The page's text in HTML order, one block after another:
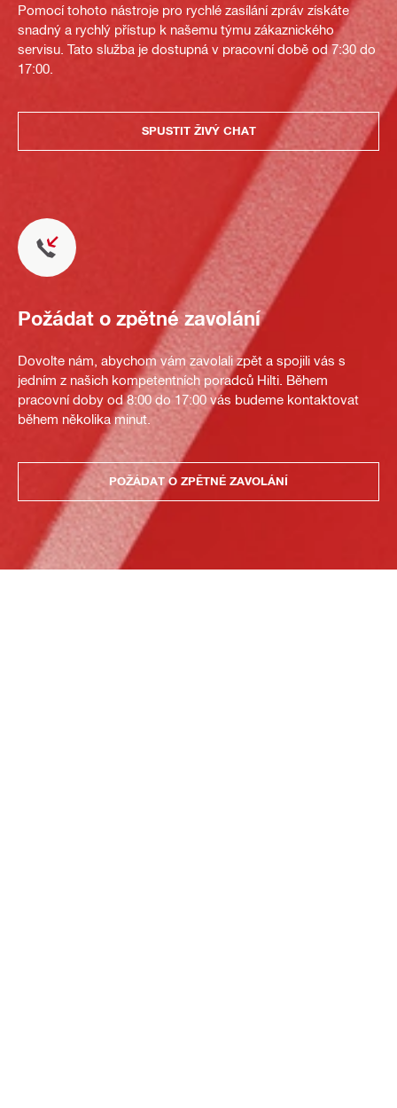
Pomocí tohoto nástroje pro rychlé zasílání zpráv získáte
snadný a rychlý přístup k našemu týmu zákaznického
servisu. Tato služba je dostupná v pracovní době od 7:30 do
17:00.
SPUSTIT ŽIVÝ CHAT
Požádat o zpětné zavolání
Dovolte nám, abychom vám zavolali zpět a spojili vás s
jedním z našich kompetentních poradců Hilti. Během
pracovní doby od 8:00 do 17:00 vás budeme kontaktovat
během několika minut.
POŽÁDAT O ZPĚTNÉ ZAVOLÁNÍ